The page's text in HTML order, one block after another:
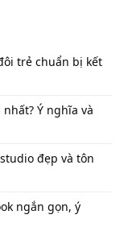
trẻ chuẩn bị kết
Ý nghĩa và
đẹp và tôn
ngắn gọn, ý